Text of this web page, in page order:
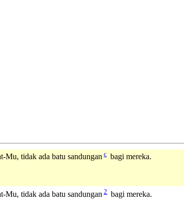
Mu, tidak ada batu sandungan c bagi mereka.
Mu, tidak ada batu sandungan 2 bagi mereka.